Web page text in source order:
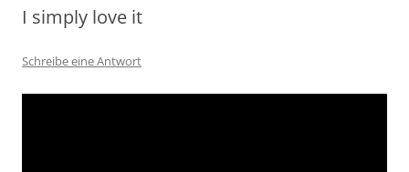
I simply love it
Schreibe eine Antwort